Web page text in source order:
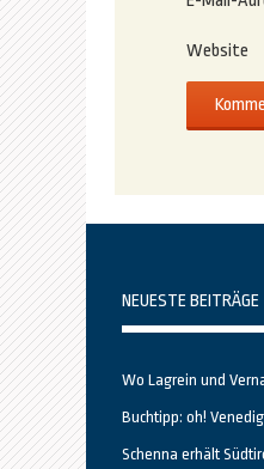
Website
NEUESTE BEITRÄGE
Wo Lagrein und
Buchtipp: oh! Venedig
Schenna erhält